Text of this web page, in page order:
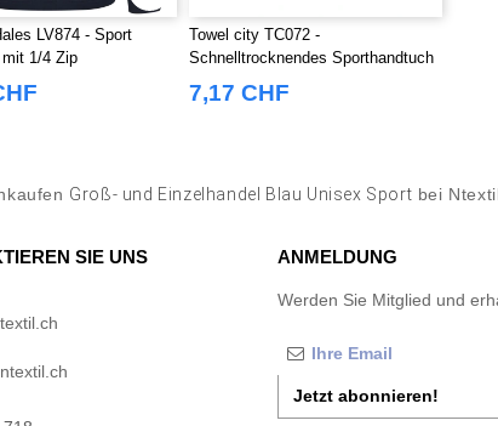
LV874 - Sport
1/4 Zip
Towel city TC072 -
Schnelltrocknendes Sporthandtuch
7,17 CHF
Groß- und Einzelhandel Blau Unisex Sport bei
SIE UNS ANMELDUNG
Werden Sie Mitglied und
Jetzt abonnieren!